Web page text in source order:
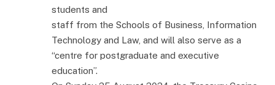
students and
staff from the Schools of Business, Information
Technology and Law, and will also serve as a
“centre for postgraduate and executive
education”.